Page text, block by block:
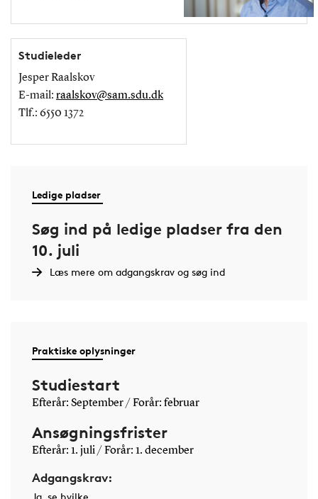
Studieleder
Jesper Raalskov
E-mail: raalskov@sam.sdu.dk
Tlf.: 6550 1372
Ledige pladser
Søg ind på ledige pladser fra den
10. juli
Læs mere om adgangskrav og søg ind
Praktiske oplysninger
Studiestart
Efterår: September / Forår: februar
Ansøgningsfrister
Efterår: 1. juli / Forår: 1. december
Adgangskrav:
Ja, se hvilke